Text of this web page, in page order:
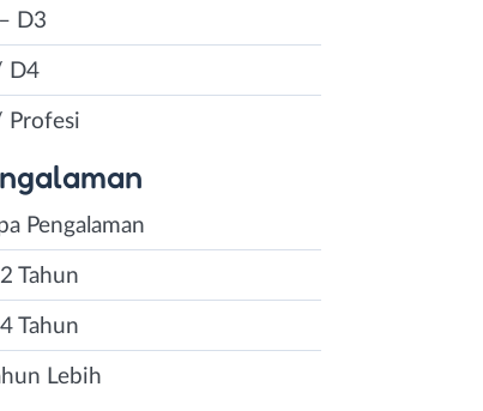
D3
D4
Profesi
Pengalaman
Tahun
Tahun
Lebih